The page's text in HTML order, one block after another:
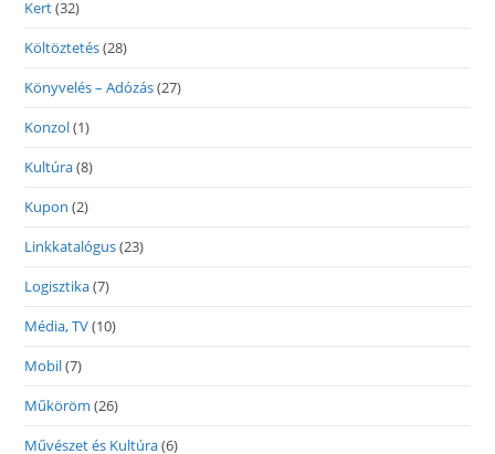
Kert(32)
Költöztetés(28)
Könyvelés – Adózás(27)
Konzol(1)
Kultúra(8)
Kupon (2)
Linkkatalógus(23)
Logisztika(7)
Média, TV(10)
Mobil(7)
Műköröm (26)
Művészet és Kultúra(6)